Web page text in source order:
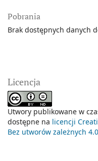
Pobrania
Brak dostępnych danych
Licencja
Utwory publikowane w
dostępne na licencji
Bez utworów zależnych